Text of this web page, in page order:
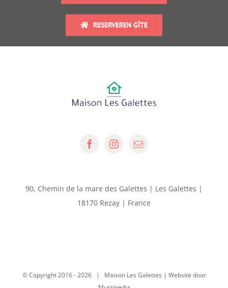
RESERVEREN GÎTE
90, Chemin de la mare des Galettes | Les Galettes |
18170 Rezay | France
© Copyright 2016 -2026 | Maison Les Galettes | Website door